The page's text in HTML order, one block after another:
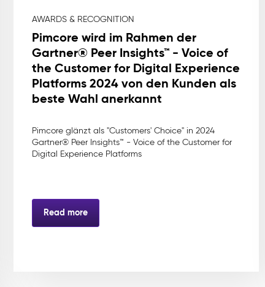
AWARDS & RECOGNITION
Pimcore wird im Rahmen der
Gartner® Peer Insights™ - Voice of
the Customer for Digital Experience
Platforms 2024 von den Kunden als
beste Wahl anerkannt
Pimcore glänzt als "Customers' Choice" in 2024
Gartner® Peer Insights™ - Voice of the Customer for
Digital Experience Platforms
Read more